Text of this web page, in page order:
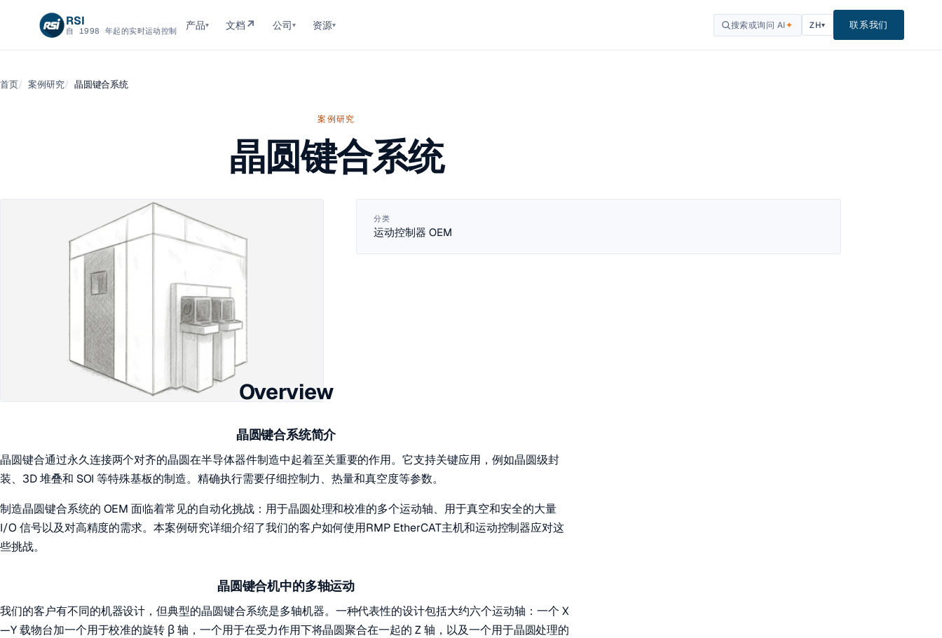
RSI
自 1998 年起的实时运动控制 产品▾ 文档 ↗ 公司▾ 资源▾ 搜索或询问 AI✦ ZH▾ 联系我们
首页 案例研究 晶圆键合系统
案例研究
晶圆键合系统
分类
运动控制器 OEM
Overview
晶圆键合系统简介
晶圆键合通过永久连接两个对齐的晶圆在半导体器件制造中起着至关重要的作用。它支持关键应用，例如晶圆级封
装、3D 堆叠和 SOI 等特殊基板的制造。精确执行需要仔细控制力、热量和真空度等参数。
制造晶圆键合系统的 OEM 面临着常见的自动化挑战：用于晶圆处理和校准的多个运动轴、用于真空和安全的大量
I/O 信号以及对高精度的需求。本案例研究详细介绍了我们的客户如何使用RMP EtherCAT主机和运动控制器应对这
些挑战。
晶圆键合机中的多轴运动
我们的客户有不同的机器设计，但典型的晶圆键合系统是多轴机器。一种代表性的设计包括大约六个运动轴：一个 X
—Y 载物台加一个用于校准的旋转 β 轴，一个用于在受力作用下将晶圆聚合在一起的 Z 轴，以及一个用于晶圆处理的